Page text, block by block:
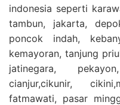
indonesia seperti
tambun, jakarta,
poncok indah,
kemayoran, tanjung
jatinegara,
cianjur,cikunir,
fatmawati, pasar